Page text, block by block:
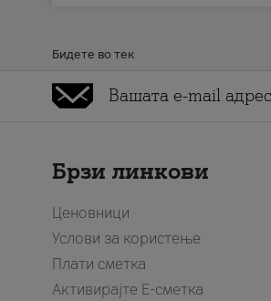
Бидете во тек
Брзи линкови
Ценовници
Услови за користење
Плати сметка
Активирајте Е-сметка